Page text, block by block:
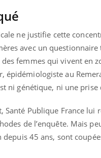
ne justifie cette
avec un
femmes qui vivent en
au
ni génétique, ni une
Santé Publique France lui
de l’enquête. Mais
45 ans, sont